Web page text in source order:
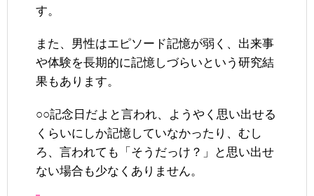
す。
また、男性はエピソード記憶が弱く、出来事
や体験を長期的に記憶しづらいという研究結
果もあります。
○○記念日だよと言われ、ようやく思い出せる
くらいにしか記憶していなかったり、むし
ろ、言われても「そうだっけ？」と思い出せ
ない場合も少なくありません。